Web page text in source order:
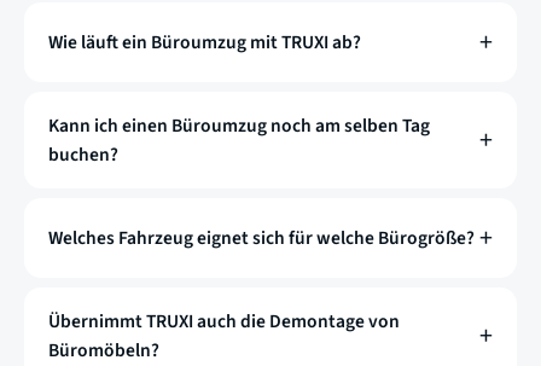
Wie läuft ein Büroumzug mit TRUXI ab?
Kann ich einen Büroumzug noch am selben Tag
buchen?
Welches Fahrzeug eignet sich für welche Bürogröße?
Übernimmt TRUXI auch die Demontage von
Büromöbeln?